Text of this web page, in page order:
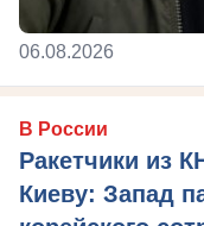
06.08.2026
В России
Ракетчики из
Киеву: Запад